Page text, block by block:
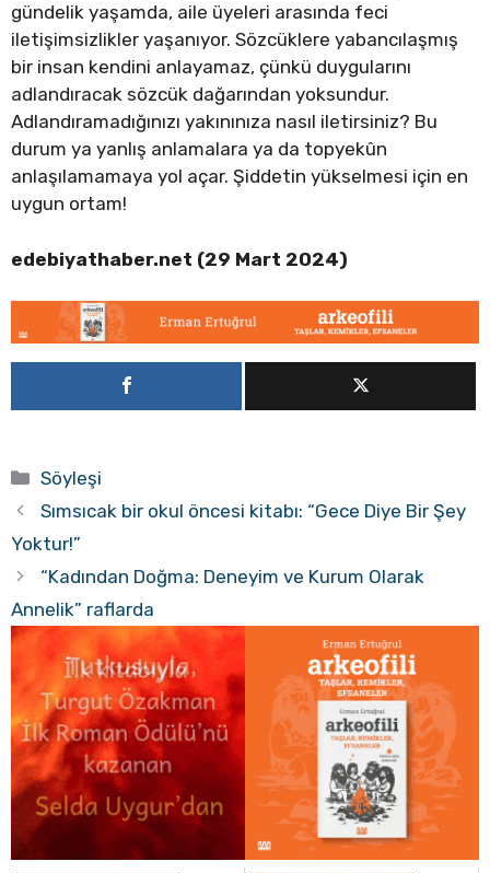
gündelik yaşamda, aile üyeleri arasında feci
iletişimsizlikler yaşanıyor. Sözcüklere yabancılaşmış
bir insan kendini anlayamaz, çünkü duygularını
adlandıracak sözcük dağarından yoksundur.
Adlandıramadığınızı yakınınıza nasıl iletirsiniz? Bu
durum ya yanlış anlamalara ya da topyekûn
anlaşılamamaya yol açar. Şiddetin yükselmesi için en
uygun ortam!
edebiyathaber.net (29 Mart 2024)
Kategoriler
Söyleşi
Sımsıcak bir okul öncesi kitabı: “Gece Diye Bir Şey
Yoktur!”
“Kadından Doğma: Deneyim ve Kurum Olarak
Annelik” raflarda